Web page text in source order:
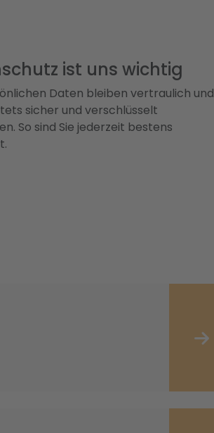
ist uns wichtig
Daten bleiben vertraulich und
sicher und verschlüsselt
So sind Sie jederzeit bestens